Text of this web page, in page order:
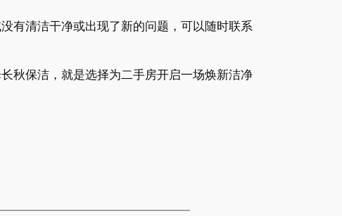
有清洁干净或出现了新的问题，可以随时联系
秋保洁，就是选择为二手房开启一场焕新洁净